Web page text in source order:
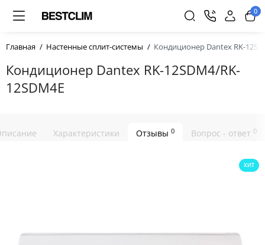
0
Главная Настенные сплит-системы Кондиционер Dantex RK-
Кондиционер Dantex RK-12SDM4/RK-
12SDM4E
Характеристики Отзывы 0 Вопрос - ответ 0
ХИТ